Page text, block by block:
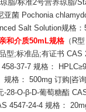
脂/标准2号营养琼脂/
亚菌 Pochonia
Salt Solution规格：
和介质50mL规格 （R
型;标准品;有证书 CAS
37-7 规格：
规格： 500mg 订购|咨询
-28-O-β-D-葡萄糖酯
4547-24-4 规格：